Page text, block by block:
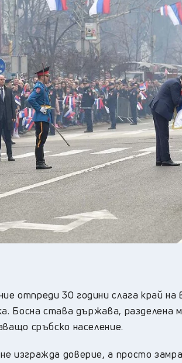
отпреди 30 години слага край
Босна става държава,
сръбско население.
изгражда доверие, а просто